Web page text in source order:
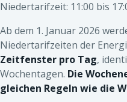
Niedertarifzeit: 11:00 bis
Ab dem 1. Januar 2026
Niedertarifzeiten der
Zeitfenster pro Tag,
Wochentagen. Die
gleichen Regeln wie die